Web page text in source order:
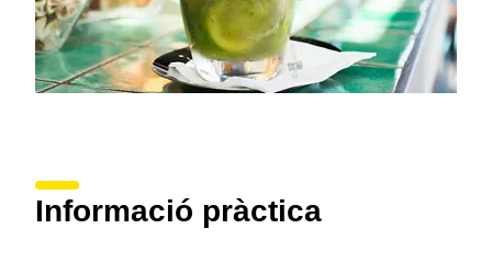
Informació pràctica